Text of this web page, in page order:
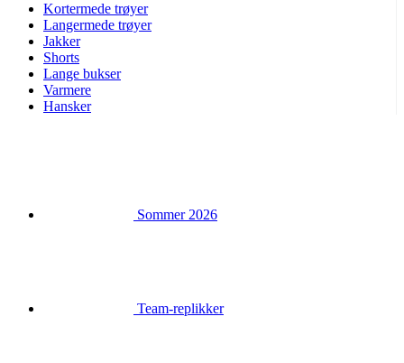
Kortermede trøyer
Langermede trøyer
Jakker
Shorts
Lange bukser
Varmere
Hansker